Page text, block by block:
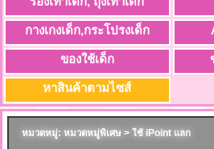
กางเกงเด็ก,กระโปรงเด็ก
ของใช้เด็ก
หาสินค้าตามไซส์
หมวดหมู่: หมวดหมู่พิเศษ > ใช้ iPoint แลก